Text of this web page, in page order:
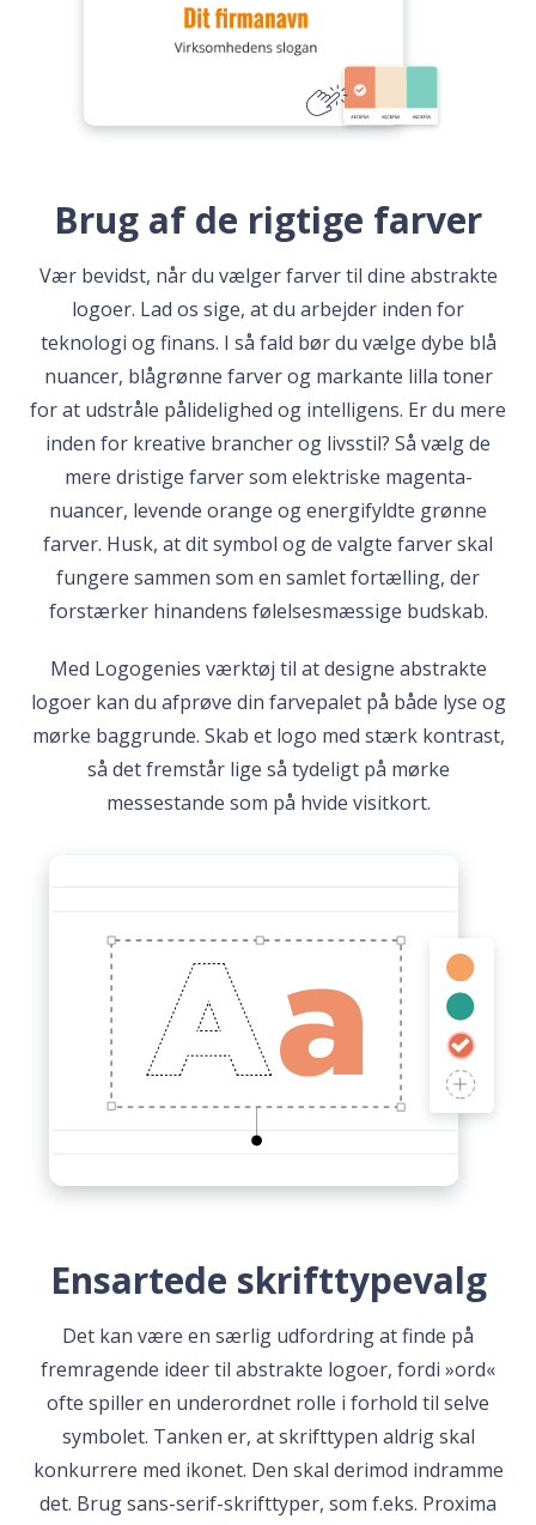
Brug af de rigtige farver
Vær bevidst, når du vælger farver til dine abstrakte
logoer. Lad os sige, at du arbejder inden for
teknologi og finans. I så fald bør du vælge dybe blå
nuancer, blågrønne farver og markante lilla toner
for at udstråle pålidelighed og intelligens. Er du mere
inden for kreative brancher og livsstil? Så vælg de
mere dristige farver som elektriske magenta-
nuancer, levende orange og energifyldte grønne
farver. Husk, at dit symbol og de valgte farver skal
fungere sammen som en samlet fortælling, der
forstærker hinandens følelsesmæssige budskab.
Med Logogenies værktøj til at designe abstrakte
logoer kan du afprøve din farvepalet på både lyse og
mørke baggrunde. Skab et logo med stærk kontrast,
så det fremstår lige så tydeligt på mørke
messestande som på hvide visitkort.
Ensartede skrifttypevalg
Det kan være en særlig udfordring at finde på
fremragende ideer til abstrakte logoer, fordi »ord«
ofte spiller en underordnet rolle i forhold til selve
symbolet. Tanken er, at skrifttypen aldrig skal
konkurrere med ikonet. Den skal derimod indramme
det. Brug sans-serif-skrifttyper, som f.eks. Proxima